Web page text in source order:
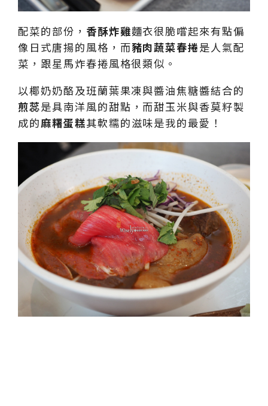
配菜的部份， 香酥炸雞麵衣很脆嚐起來有點偏
像日式唐揚的風格，而豬肉蔬菜春捲是人氣配
菜，跟星馬炸春捲風格很類似。
以椰奶奶酪及班蘭葉果凍與醬油焦糖醬結合的
煎蕊是具南洋風的甜點，而甜玉米與香莫籽製
成的麻糬蛋糕其軟糯的滋味是我的最愛！